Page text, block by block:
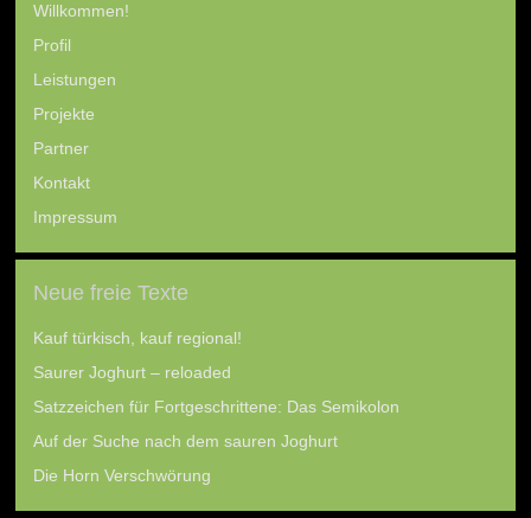
Willkommen!
Profil
Leistungen
Projekte
Partner
Kontakt
Impressum
Neue freie Texte
Kauf türkisch, kauf regional!
Saurer Joghurt – reloaded
Satzzeichen für Fortgeschrittene: Das Semikolon
Auf der Suche nach dem sauren Joghurt
Die Horn Verschwörung